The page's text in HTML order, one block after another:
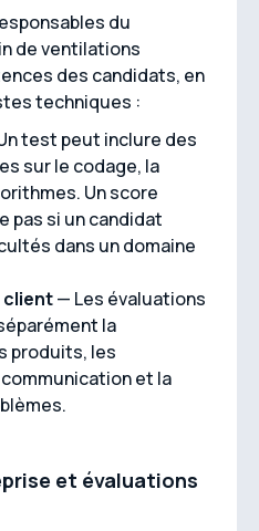
du
de ventilations
des candidats, en
techniques :
test peut inclure des
sur le codage, la
Un score
pas si un candidat
dans un domaine
client— Les évaluations
la
produits, les
et la
et évaluations